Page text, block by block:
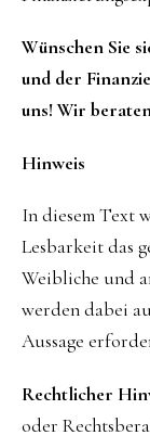
Wünschen Sie
und der
uns! Wir
Hinweis
In diesem Text
Lesbarkeit das
Weibliche und
werden dabei
Aussage
Rechtlicher
oder